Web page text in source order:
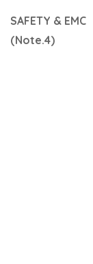
SAFETY & EMC
(Note.4)